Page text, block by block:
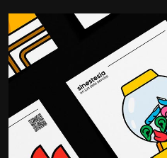
retoque fotográfico con
imágenes de alta calidad.